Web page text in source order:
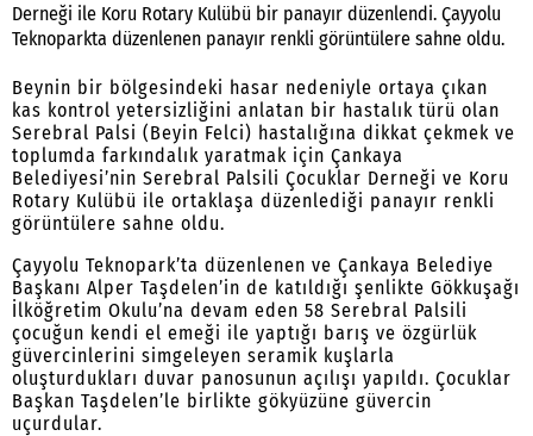
Derneği ile Koru Rotary Kulübü bir panayır düzenlendi. Çayyolu
Teknoparkta düzenlenen panayır renkli görüntülere sahne oldu.
Beynin bir bölgesindeki hasar nedeniyle ortaya çıkan
kas kontrol yetersizliğini anlatan bir hastalık türü olan
Serebral Palsi (Beyin Felci) hastalığına dikkat çekmek ve
toplumda farkındalık yaratmak için Çankaya
Belediyesi’nin Serebral Palsili Çocuklar Derneği ve Koru
Rotary Kulübü ile ortaklaşa düzenlediği panayır renkli
görüntülere sahne oldu.
Çayyolu Teknopark’ta düzenlenen ve Çankaya Belediye
Başkanı Alper Taşdelen’in de katıldığı şenlikte Gökkuşağı
İlköğretim Okulu’na devam eden 58 Serebral Palsili
çocuğun kendi el emeği ile yaptığı barış ve özgürlük
güvercinlerini simgeleyen seramik kuşlarla
oluşturdukları duvar panosunun açılışı yapıldı. Çocuklar
Başkan Taşdelen’le birlikte gökyüzüne güvercin
uçurdular.